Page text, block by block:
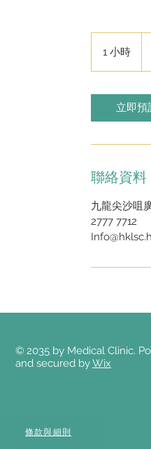
1 小時
立即預
聯絡資料
九龍尖沙咀
2777 7712
© 2035 by Medical Clinic.
and secured byWix
條款與細則